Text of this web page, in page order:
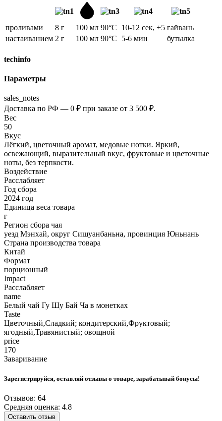
проливами 8 г 100 мл 90°C 10-12 сек, +5 гайвань
настаиванием 2 г 100 мл 90°C 5-6 мин бутылка
techinfo
Параметры
sales_notes
Доставка по РФ — 0 ₽ при заказе от 3 500 ₽.
Вес
50
Вкус
Лёгкий, цветочный аромат, медовые нотки. Яркий,
освежающий, выразительный вкус, фруктовые и цветочные
ноты, без терпкости.
Воздействие
Расслабляет
Год сбора
2024 год
Единица веса товара
г
Регион сбора чая
уезд Мэнхай, округ Сишуанбаньна, провинция Юньнань
Страна производства товара
Китай
Формат
порционный
Impact
Расслабляет
name
Белый чай Гу Шу Бай Ча в монетках
Taste
Цветочный,Сладкий; кондитерский,Фруктовый;
ягодный,Травянистый; овощной
price
170
Заваривание
Зарегистрируйся, оставляй отзывы о товаре, зарабатывай бонусы!
Отзывов: 64
Средняя оценка: 4.8
Оставить отзыв